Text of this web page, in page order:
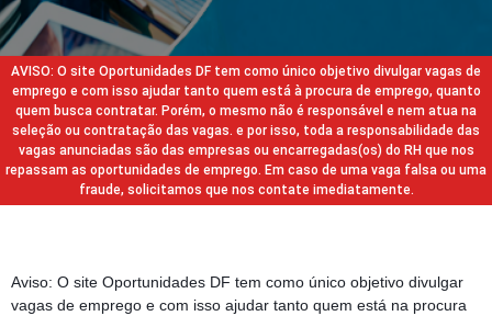
AVISO: O site Oportunidades DF tem como único objetivo divulgar vagas de
emprego e com isso ajudar tanto quem está à procura de emprego, quanto
quem busca contratar. Porém, o mesmo não é responsável e nem atua na
seleção ou contratação das vagas. e por isso, toda a responsabilidade das
vagas anunciadas são das empresas ou encarregadas(os) do RH que nos
repassam as oportunidades de emprego. Em caso de uma vaga falsa ou uma
fraude, solicitamos que nos contate imediatamente.
Aviso: O site Oportunidades DF tem como único objetivo divulgar
vagas de emprego e com isso ajudar tanto quem está na procura